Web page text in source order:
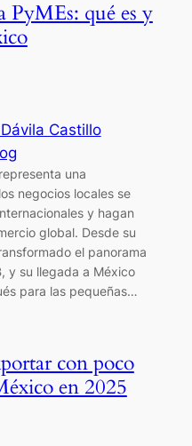
PyMEs: qué es y
Castillo
una
negocios locales se
y hagan
global. Desde su
el panorama
y su llegada a México
para las pequeñas…
con poco
en 2025